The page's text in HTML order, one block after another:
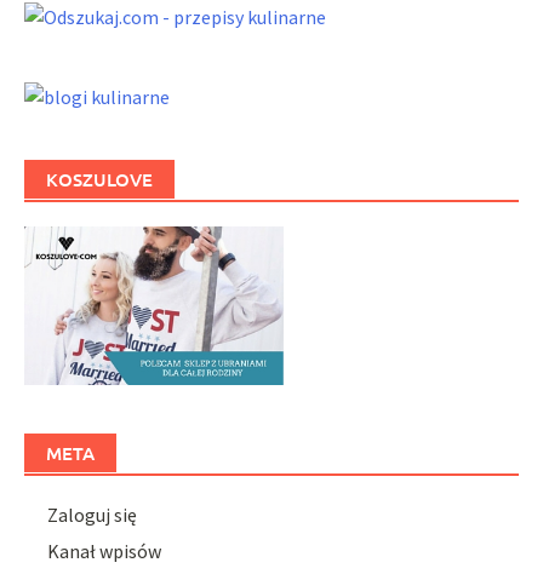
KOSZULOVE
META
Zaloguj się
Kanał wpisów